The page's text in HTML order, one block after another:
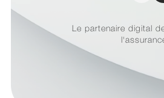
Le partenaire digital